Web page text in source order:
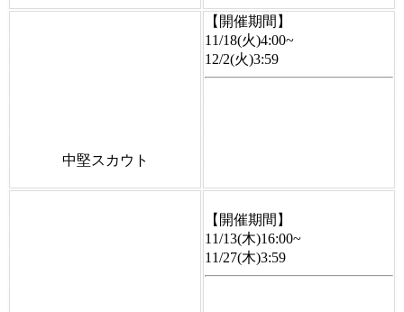
中堅スカウト
【開催期間】
11/18(火)4:00~
12/2(火)3:59
【開催期間】
11/13(木)16:00~
11/27(木)3:59